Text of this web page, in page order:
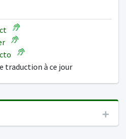
traduction à ce jour